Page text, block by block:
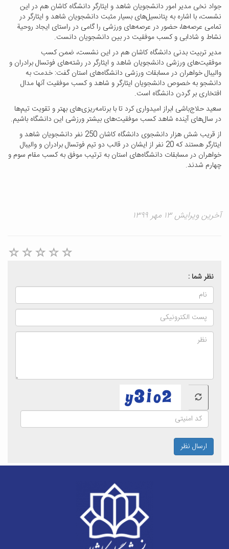
جواد نخی مدیر امور دانشجویان شاهد و ایثارگر دانشگاه کاشان هم در این
نشست، با اشاره به پتانسیل‌های بسیار مثبت دانشجویان شاهد و ایثارگر در
تمامی عرصه‌ها، حضور در عرصه‌های ورزشی را گامی در راستای ایجاد روحیة
نشاط و شادابی و کسب موفقیت در بین دانشجویان دانست.
مدیر تربیت بدنی دانشگاه کاشان هم در این نشست، ضمن کسب
موفقیت‌های ورزشی دانشجویان شاهد و ایثارگر در رشته‌های فوتسال برادران و
والیبال خواهران در مسابقات ورزشی دانشگاه‌های استان گفت: خدمت به
دانشجو به خصوص دانشجویان ایثارگر و شاهد و کسب موفقیت آنها مدال
افتخاری بر گردن دانشگاه است.
سعید حلاج‌باشی ابراز امیدواری کرد تا با برنامه‌ریزی‌های بهتر و تقویت تیم‌ها
در سال‌های آینده شاهد کسب موفقیت‌های بیشتر ورزشی این دانشگاه باشیم.
از قریب شش هزار دانشجوی دانشگاه کاشان 250 نفر دانشجویان شاهد و
ایثارگر هستند که 20 نفر از ایشان در قالب دو تیم فوتسال برادران و والیبال
خواهران در مسابقات دانشگاه‌های استان به ترتیب موفق به کسب مقام سوم و
چهارم شدند.
آخرین ویرایش ۱۳ مهر ۱۳۹۹
نظر شما :
ارسال نظر